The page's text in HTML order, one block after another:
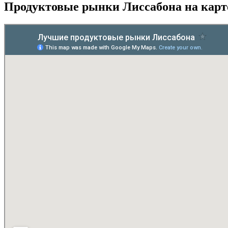
Продуктовые рынки Лиссабона на